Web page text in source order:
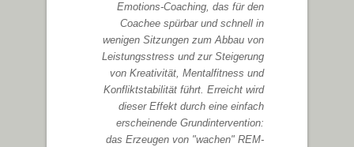
Emotions-Coaching, das für den
Coachee spürbar und schnell in
wenigen Sitzungen zum Abbau von
Leistungsstress und zur Steigerung
von Kreativität, Mentalfitness und
Konfliktstabilität führt. Erreicht wird
dieser Effekt durch eine einfach
erscheinende Grundintervention:
das Erzeugen von "wachen" REM-